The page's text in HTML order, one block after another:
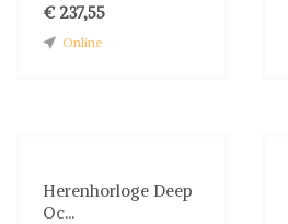
€ 237,55
Online
Herenhorloge Deep
Oc...